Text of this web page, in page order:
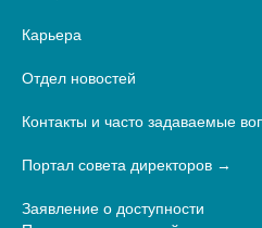
Карьера
Отдел новостей
Контакты и часто задаваемые
Портал совета директоров
Заявление о доступности